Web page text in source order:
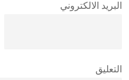
البريد الالكتروني
التعليق